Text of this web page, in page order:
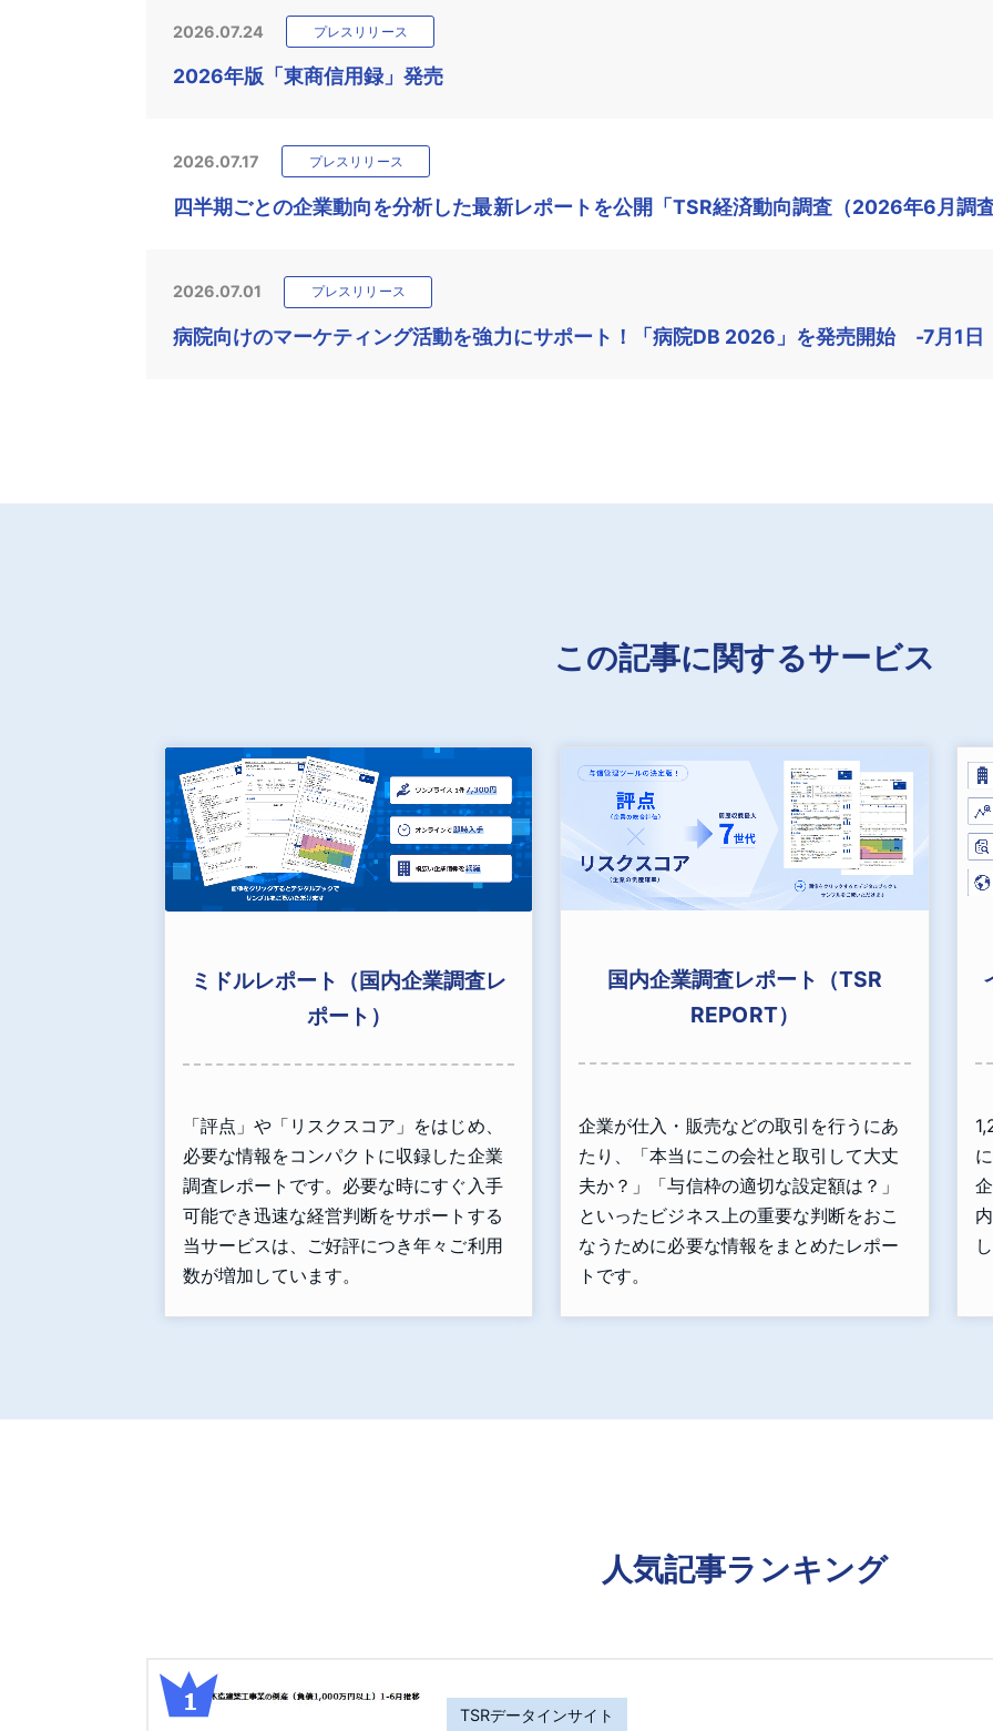
2026.07.24 プレスリリース
2026年版「東商信用録」発売
2026.07.17 プレスリリース
四半期ごとの企業動向を分析した最新レポートを公開「TSR経済動向調査（2026年6月調
2026.07.01 プレスリリース
病院向けのマーケティング活動を強力にサポート！「病院DB 2026」を発売開始 -7月1日
この記事に関するサービス
ミドルレポート（国内企業調査レ
ポート）
「評点」や「リスクスコア」をはじめ、
必要な情報をコンパクトに収録した企業
調査レポートです。必要な時にすぐ入手
可能でき迅速な経営判断をサポートする
当サービスは、ご好評につき年々ご利用
数が増加しています。
国内企業調査レポート（TSR
REPORT）
企業が仕入・販売などの取引を行うにあ
たり、「本当にこの会社と取引して大丈
夫か？」「与信枠の適切な設定額は？」
といったビジネス上の重要な判断をおこ
なうために必要な情報をまとめたレポー
トです。
人気記事ランキング
TSRデータインサイト